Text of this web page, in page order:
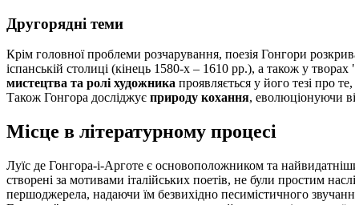
Другорядні теми
Крім головної проблеми розчарування, поезія Гонгори
іспанській столиці (кінець 1580-х – 1610 рр.), а також у
мистецтва та ролі художника проявляється у його тезі про
Також Гонгора досліджує природу кохання, еволюціонуючи
Місце в літературному процесі
Луїс де Гонгора-і-Арготе є основоположником та
створені за мотивами італійських поетів, не були простим
першоджерела, надаючи їм безвихідно песимістичного